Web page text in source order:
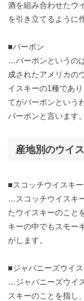
酒を組み合わせたウ
を引き立てるように
■バーボン
…バーボンというの
成されたアメリカの
イスキーの1種であ
てがバーボンという
バーボンと言います。
産地別のウイ
■スコッチウイスキ
…スコッチウイスキ
たウイスキーのこと
キーの中でもスモー
がします。
■ジャパニーズウイ
…ジャパニーズウイ
スキーのことを指し